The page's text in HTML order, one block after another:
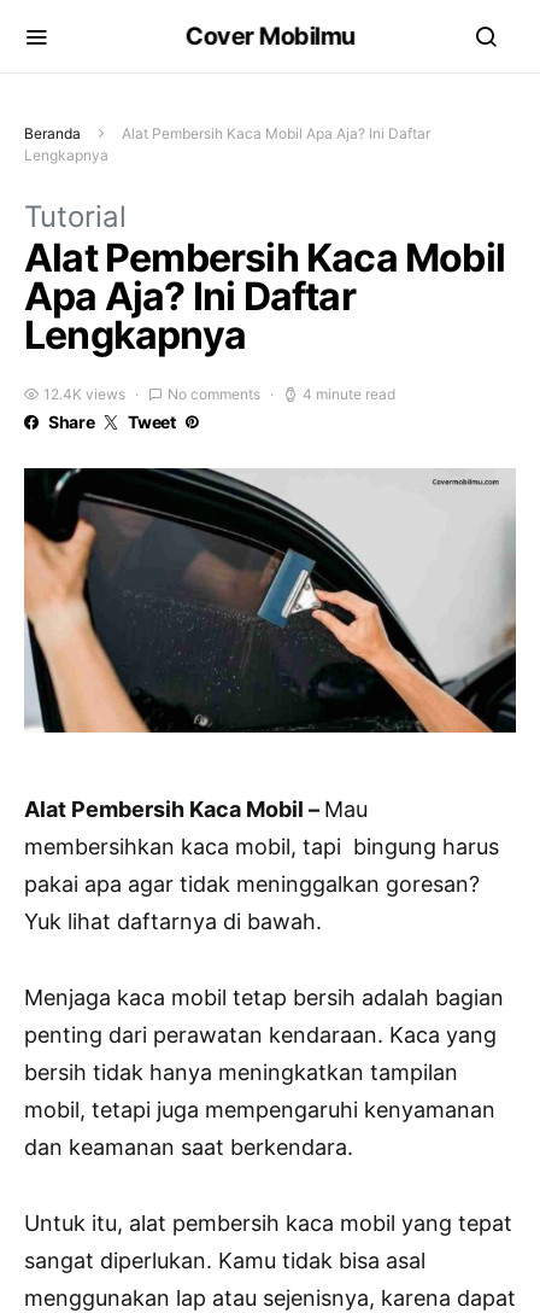
Cover Mobilmu
Beranda
Alat Pembersih Kaca Mobil Apa Aja? Ini Daftar
Lengkapnya
Tutorial
Alat Pembersih Kaca Mobil
Apa Aja? Ini Daftar
Lengkapnya
12.4K views No comments 4 minute read
Share Tweet
Alat Pembersih Kaca Mobil – Mau
membersihkan kaca mobil, tapi bingung harus
pakai apa agar tidak meninggalkan goresan?
Yuk lihat daftarnya di bawah.
Menjaga kaca mobil tetap bersih adalah bagian
penting dari perawatan kendaraan. Kaca yang
bersih tidak hanya meningkatkan tampilan
mobil, tetapi juga mempengaruhi kenyamanan
dan keamanan saat berkendara.
Untuk itu, alat pembersih kaca mobil yang tepat
sangat diperlukan. Kamu tidak bisa asal
menggunakan lap atau sejenisnya, karena dapat